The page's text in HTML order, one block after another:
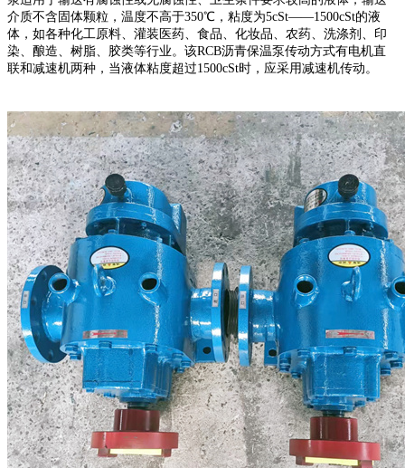
介质不含固体颗粒，温度不高于350℃，粘度为5cSt——1500cSt的液
体，如各种化工原料、灌装医药、食品、化妆品、农药、洗涤剂、印
染、酿造、树脂、胶类等行业。该RCB沥青保温泵传动方式有电机直
联和减速机两种，当液体粘度超过1500cSt时，应采用减速机传动。